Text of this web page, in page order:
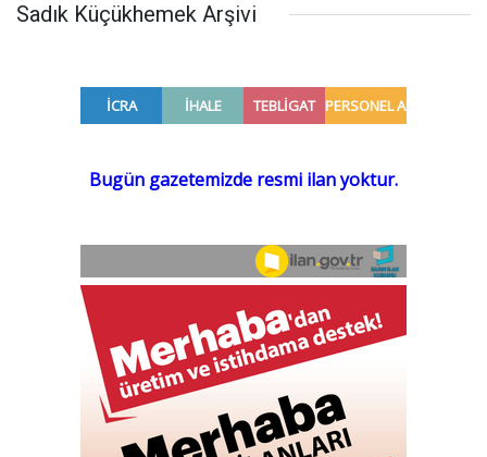
Sadık Küçükhemek Arşivi